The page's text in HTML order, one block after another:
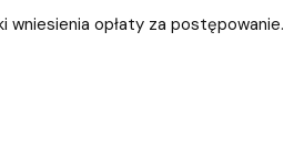
wniesienia opłaty za postępowanie.